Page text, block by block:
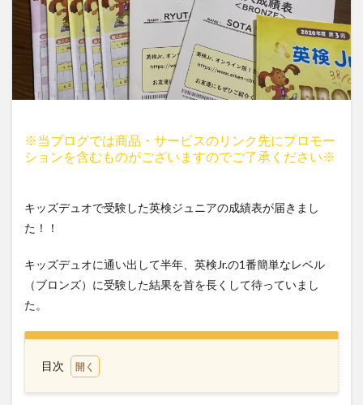
※当ブログでは商品・サービスのリンク先にプロモー
ションを含むものがございますのでご了承ください※
キッズデュオで受験した英検ジュニアの成績表が届きまし
た！！
キッズデュオに通い出して半年、英検Jr.の1番簡単なレベル
（ブロンズ）に受験した結果を首を長くして待っていまし
た。
目次